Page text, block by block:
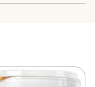
vetemjölk per